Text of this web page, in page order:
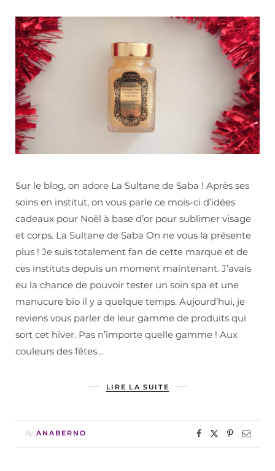
Sur le blog, on adore La Sultane de Saba ! Après ses
soins en institut, on vous parle ce mois-ci d’idées
cadeaux pour Noël à base d’or pour sublimer visage
et corps. La Sultane de Saba On ne vous la présente
plus ! Je suis totalement fan de cette marque et de
ces instituts depuis un moment maintenant. J’avais
eu la chance de pouvoir tester un soin spa et une
manucure bio il y a quelque temps. Aujourd’hui, je
reviens vous parler de leur gamme de produits qui
sort cet hiver. Pas n’importe quelle gamme ! Aux
couleurs des fêtes…
LIRE LA SUITE
By ANABERNO